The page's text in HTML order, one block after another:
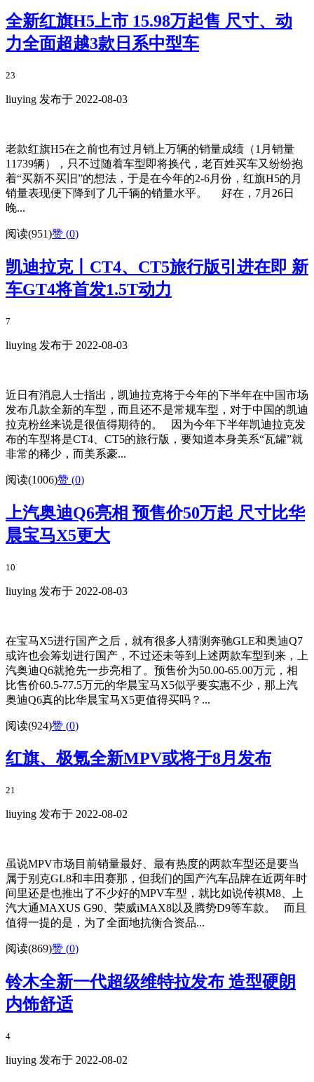
全新红旗H5上市 15.98万起售 尺寸、动
力全面超越3款日系中型车
23
liuying 发布于 2022-08-03
老款红旗H5在之前也有过月销上万辆的销量成绩（1月销量
11739辆），只不过随着车型即将换代，老百姓买车又纷纷抱
着“买新不买旧”的想法，于是在今年的2-6月份，红旗H5的月
销量表现便下降到了几千辆的销量水平。 好在，7月26日
晚...
阅读(951)赞 (0)
凯迪拉克丨CT4、CT5旅行版引进在即 新
车GT4将首发1.5T动力
7
liuying 发布于 2022-08-03
近日有消息人士指出，凯迪拉克将于今年的下半年在中国市场
发布几款全新的车型，而且还不是常规车型，对于中国的凯迪
拉克粉丝来说是很值得期待的。 因为今年下半年凯迪拉克发
布的车型将是CT4、CT5的旅行版，要知道本身美系“瓦罐”就
非常的稀少，而美系豪...
阅读(1006)赞 (0)
上汽奥迪Q6亮相 预售价50万起 尺寸比华
晨宝马X5更大
10
liuying 发布于 2022-08-03
在宝马X5进行国产之后，就有很多人猜测奔驰GLE和奥迪Q7
或许也会筹划进行国产，不过还未等到上述两款车型到来，上
汽奥迪Q6就抢先一步亮相了。预售价为50.00-65.00万元，相
比售价60.5-77.5万元的华晨宝马X5似乎要实惠不少，那上汽
奥迪Q6真的比华晨宝马X5更值得买吗？...
阅读(924)赞 (0)
红旗、极氪全新MPV或将于8月发布
21
liuying 发布于 2022-08-02
虽说MPV市场目前销量最好、最有热度的两款车型还是要当
属于别克GL8和丰田赛那，但我们的国产汽车品牌在近两年时
间里还是也推出了不少好的MPV车型，就比如说传祺M8、上
汽大通MAXUS G90、荣威iMAX8以及腾势D9等车款。 而且
值得一提的是，为了全面地抗衡合资品...
阅读(869)赞 (0)
铃木全新一代超级维特拉发布 造型硬朗
内饰舒适
4
liuying 发布于 2022-08-02